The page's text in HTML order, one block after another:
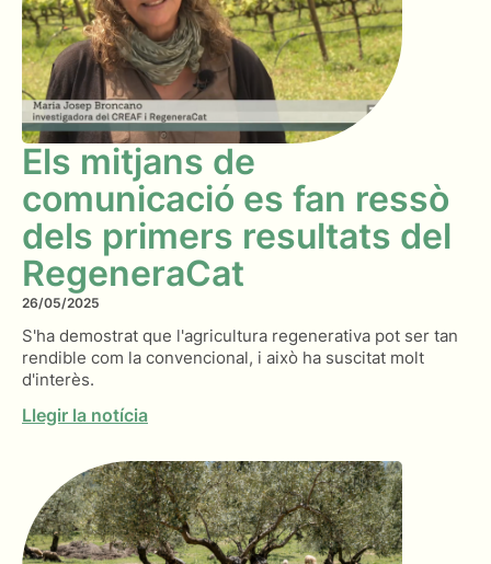
Els mitjans de
comunicació es fan ressò
dels primers resultats del
RegeneraCat
26/05/2025
S'ha demostrat que l'agricultura regenerativa pot ser tan
rendible com la convencional, i això ha suscitat molt
d'interès.
Llegir la notícia